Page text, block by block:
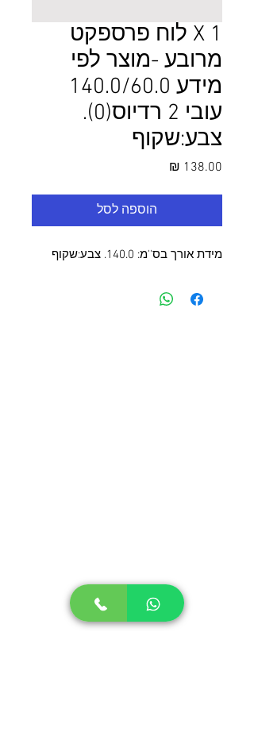
1 X לוח פרספקט
מרובע -מוצר לפי
מידע 140.0/60.0
עובי 2 רדיוס(0).
צבע:שקוף
הוספה לסל
מידת אורך בס''מ: 140.0. צבע:שקוף